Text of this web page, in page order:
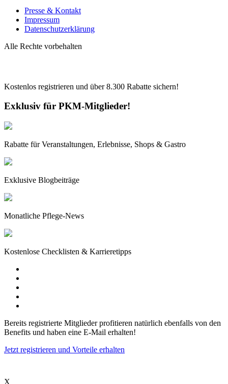
Presse & Kontakt
Impressum
Datenschutzerklärung
Alle Rechte vorbehalten
Kostenlos registrieren und über8.300 Rabatte sichern!
Exklusiv für PKM-Mitglieder!
Rabatte für Veranstaltungen, Erlebnisse, Shops & Gastro
Exklusive Blogbeiträge
Monatliche Pflege-News
Kostenlose Checklisten & Karrieretipps
Bereits registrierte Mitglieder profitieren natürlich ebenfalls von den
Benefits und haben eine E-Mail erhalten!
Jetzt registrieren und Vorteile erhalten
X